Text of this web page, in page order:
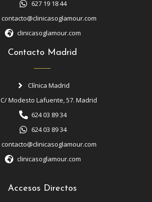
627 19 18 44
contacto@clinicasoglamour.com
clinicasoglamour.com
Contacto Madrid
Clínica Madrid
C/ Modesto Lafuente, 57. Madrid
624 03 89 34
624 03 89 34
contacto@clinicasoglamour.com
clinicasoglamour.com
Accesos Directos